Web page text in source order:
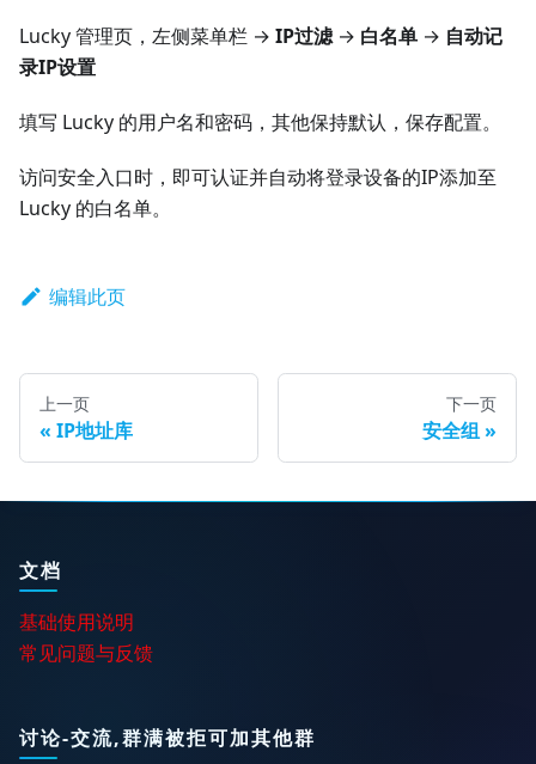
Lucky 管理页，左侧菜单栏 → IP过滤→ 白名单 → 自动记
录IP设置
填写 Lucky 的用户名和密码，其他保持默认，保存配置。
访问安全入口时，即可认证并自动将登录设备的IP添加至
Lucky 的白名单。
编辑此页
上一页
IP地址库
下一页
安全组
文档
基础使用说明
常见问题与反馈
讨论-交流,群满被拒可加其他群